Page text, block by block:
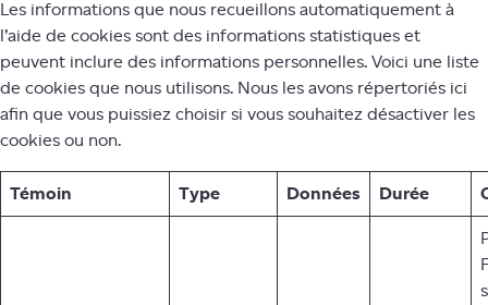
Les informations que nous recueillons automatiquement à
l’aide de cookies sont des informations statistiques et
peuvent inclure des informations personnelles. Voici une liste
de cookies que nous utilisons. Nous les avons répertoriés ici
afin que vous puissiez choisir si vous souhaitez désactiver les
cookies ou non.
Témoin Type Données Durée